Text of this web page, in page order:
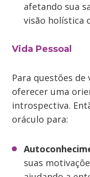
afetando sua
visão holística
Vida Pessoal
Para questões
oferecer uma
introspectiva.
oráculo para:
suas